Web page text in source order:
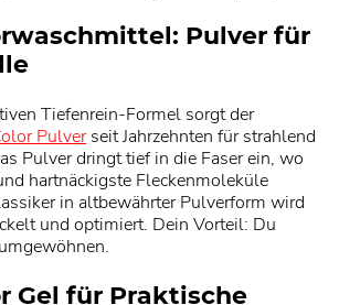
Pulver für
Tiefenrein-Formel sorgt der
Pulverseit Jahrzehnten für strahlend
Pulver dringt tief in die Faser ein, wo
hartnäckigste Fleckenmoleküle
in altbewährter Pulverform wird
und optimiert. Dein Vorteil: Du
Gel für Praktische